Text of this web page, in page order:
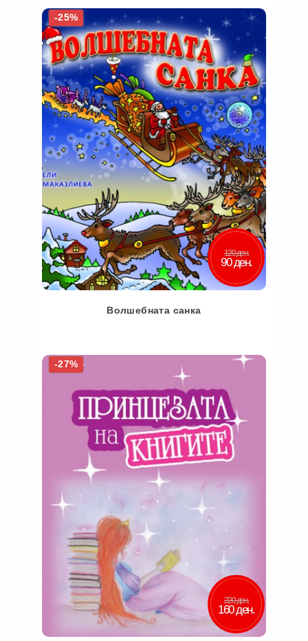
Во кошничка
Додај во желби
Додај за споредба
-25%
120 ден.
90 ден.
Волшебната санка
Во кошничка
Додај во желби
Додај за споредба
-27%
220 ден.
160 ден.